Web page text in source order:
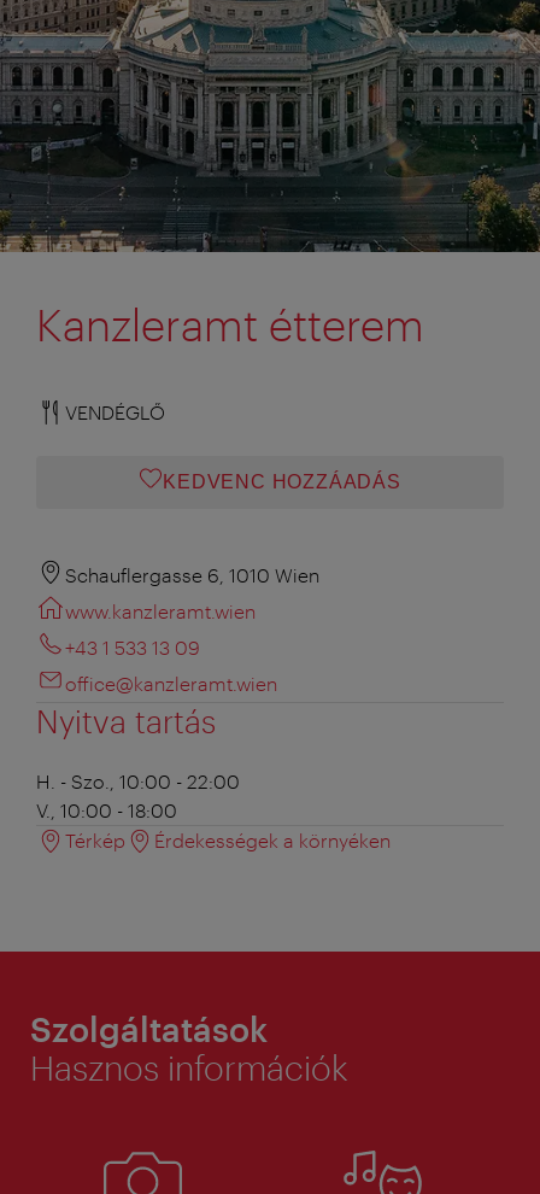
Kanzleramt étterem
VENDÉGLŐ
KEDVENC HOZZÁADÁS
Schauflergasse 6, 1010 Wien
www.kanzleramt.wien
+43 1 533 13 09
office@kanzleramt.wien
Nyitva tartás
H. - Szo., 10:00 - 22:00
V., 10:00 - 18:00
Térkép
Érdekességek a környéken
Szolgáltatások
Hasznos információk